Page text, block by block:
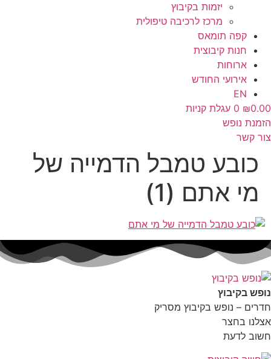
יזמות בקיבוץ
מרכז לרכיבה טיפולית
קפה תומאס
חנות קיבוצית
ארוחות
אירועי החודש
EN
₪0.00
0 עגלת קניות
הזמנת נופש
צור קשר
כובע טמבל הדמייה של
מי אתם (1)
נופש בקיבוץ
חדרים – נופש בקיבוץ מסריק
אצלנו בחצר
חשוב לדעת